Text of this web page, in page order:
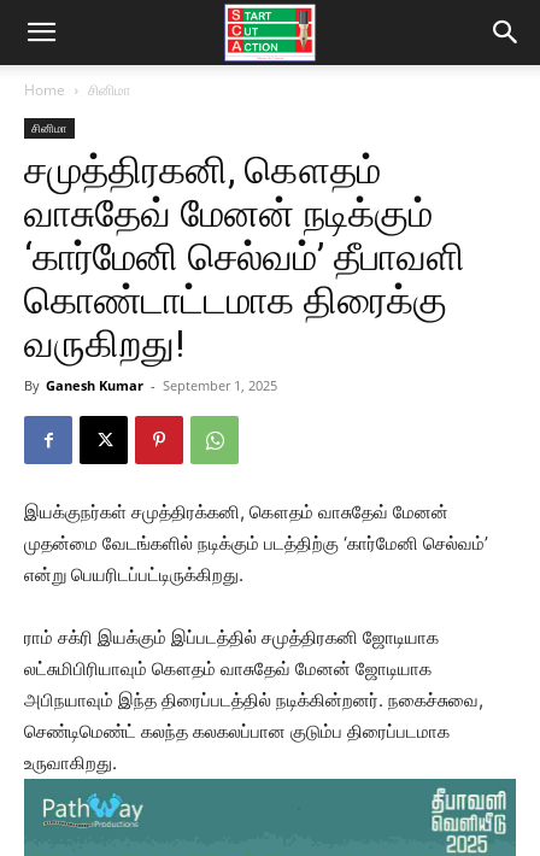
Home சினிமா
சினிமா
சமுத்திரகனி, கௌதம்
வாசுதேவ் மேனன் நடிக்கும்
‘கார்மேனி செல்வம்’ தீபாவளி
கொண்டாட்டமாக திரைக்கு
வருகிறது!
By Ganesh Kumar - September 1, 2025
இயக்குநர்கள் சமுத்திரக்கனி, கௌதம் வாசுதேவ் மேனன்
முதன்மை வேடங்களில் நடிக்கும் படத்திற்கு ‘கார்மேனி செல்வம்’
என்று பெயரிடப்பட்டிருக்கிறது.
ராம் சக்ரி இயக்கும் இப்படத்தில் சமுத்திரகனி ஜோடியாக
லட்சுமிபிரியாவும் கௌதம் வாசுதேவ் மேனன் ஜோடியாக
அபிநயாவும் இந்த திரைப்படத்தில் நடிக்கின்றனர். நகைச்சுவை,
செண்டிமெண்ட் கலந்த கலகலப்பான குடும்ப திரைப்படமாக
உருவாகிறது.